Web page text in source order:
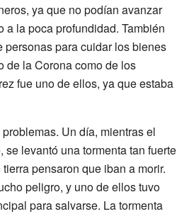
ya que no podían avanzar
a la poca profundidad. También
personas para cuidar los bienes
de la Corona como de los
fue uno de ellos, ya que estaba
Un día, mientras el
se levantó una tormenta tan fuerte
pensaron que iban a morir.
peligro, y uno de ellos tuvo
para salvarse. La tormenta